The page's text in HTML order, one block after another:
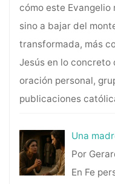
cómo este Evangelio
sino a bajar del
transformada, más
Jesús en lo concreto
oración personal,
publicaciones
Una
Por
En Fe